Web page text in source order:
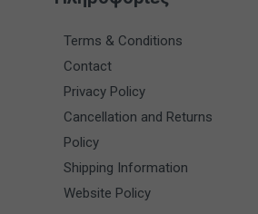
Terms & Conditions
Contact
Privacy Policy
Cancellation and Returns
Policy
Shipping Information
Website Policy